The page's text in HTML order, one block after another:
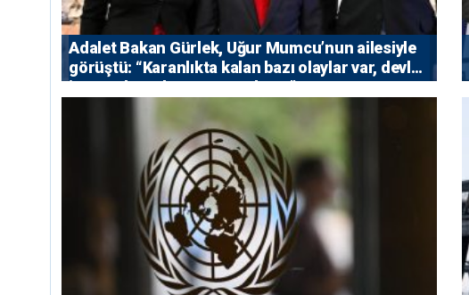
Adalet Bakan Gürlek, Uğur Mumcu’nun ailesiyle
görüştü: “Karanlıkta kalan bazı olaylar var, devlet
isterse her olayı ortaya çıkarır”